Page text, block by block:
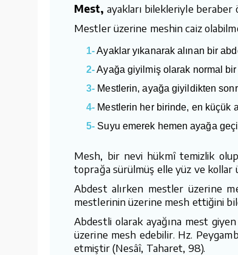
Mest, ayakları bilekleriyle
Mestler üzerine meshin caiz
1-Ayaklar yıkanarak alınan bir
2-Ayağa giyilmiş olarak normal bir
3- Mestlerin, ayağa giyildikten
4- Mestlerin her birinde, en küçük
5- Suyu emerek hemen ayağa
Mesh, bir nevi hükmî temizlik
toprağa sürülmüş elle yüz ve kollar
Abdest alırken mestler üzerine
mestlerinin üzerine mesh ettiğini
Abdestli olarak ayağına mest
üzerine mesh edebilir. Hz.
etmiştir (Nesâî, Taharet, 98).